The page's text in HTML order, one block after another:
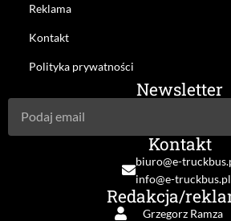
Reklama
Kontakt
Polityka prywatności
Newsletter
Kontakt
biuro@e-
info@e-truckbus.pl
Redakcja/
Grzegorz Ramza